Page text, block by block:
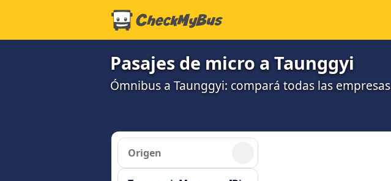
Pasajes de micro a Taunggyi
Ómnibus a Taunggyi: compará todas las empresas